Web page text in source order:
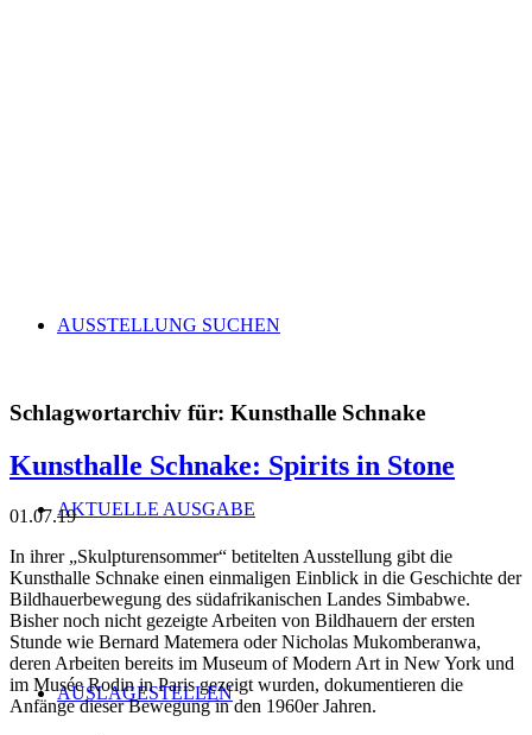
AUSSTELLUNG SUCHEN
AKTUELLE AUSGABE
AUSLAGESTELLEN
Schlagwortarchiv für: Kunsthalle Schnake
Kunsthalle Schnake: Spirits in Stone
01.07.19
In ihrer „Skulpturensommer“ betitelten Ausstellung gibt die
Kunsthalle Schnake einen einmaligen Einblick in die Geschichte der
Bildhauerbewegung des südafrikanischen Landes Simbabwe.
Bisher noch nicht gezeigte Arbeiten von Bildhauern der ersten
Stunde wie Bernard Matemera oder Nicholas Mukomberanwa,
deren Arbeiten bereits im Museum of Modern Art in New York und
im Musée Rodin in Paris gezeigt wurden, dokumentieren die
Anfänge dieser Bewegung in den 1960er Jahren.